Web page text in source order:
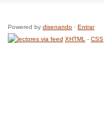
Powered by disenando · Entrar
XHTML - CSS